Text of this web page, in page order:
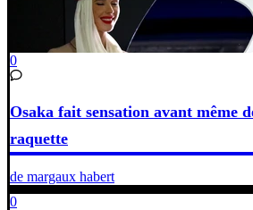
0
Osaka fait sensation avant même
raquette
de margaux habert
0